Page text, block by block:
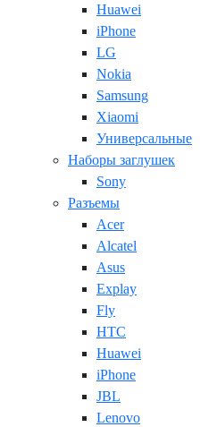
Huawei
iPhone
LG
Nokia
Samsung
Xiaomi
Универсальные
Наборы заглушек
Sony
Разъемы
Acer
Alcatel
Asus
Explay
Fly
HTC
Huawei
iPhone
JBL
Lenovo